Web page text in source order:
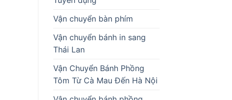
Vận chuyển bàn phím
Vận chuyển bánh in sang
Thái Lan
Vận Chuyển Bánh Phồng
Tôm Từ Cà Mau Đến Hà Nội